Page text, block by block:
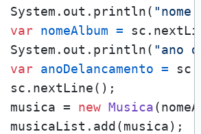
System.out.println(
"nome
var nomeAlbum =
System.out.println(
"ano
var anoDelancamento =
sc.nextLine();
musica =
new Musica
musicaList.add(musica);